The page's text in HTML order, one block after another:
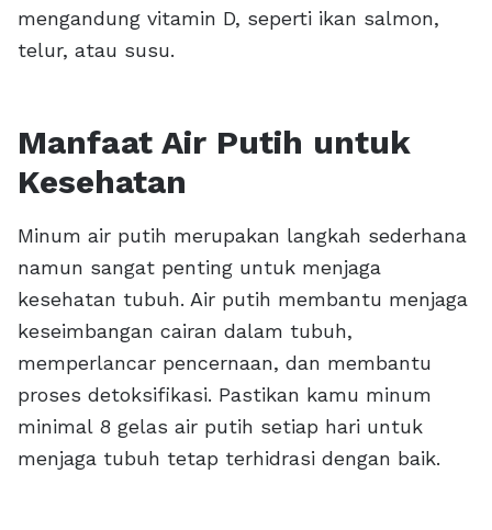
mengandung vitamin D, seperti ikan salmon,
telur, atau susu.
Manfaat Air Putih untuk
Kesehatan
Minum air putih merupakan langkah sederhana
namun sangat penting untuk menjaga
kesehatan tubuh. Air putih membantu menjaga
keseimbangan cairan dalam tubuh,
memperlancar pencernaan, dan membantu
proses detoksifikasi. Pastikan kamu minum
minimal 8 gelas air putih setiap hari untuk
menjaga tubuh tetap terhidrasi dengan baik.